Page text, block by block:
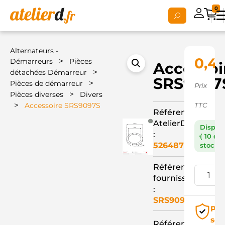
0
Alternateurs -
Démarreurs
>
Pièces
détachées Démarreur
>
Pièces de démarreur >
Pièces diverses > Divers
> Accessoire SRS9097S
Référence
AtelierD
:
526487
Référence
fournisseur
:
SRS9097S
0,42
Prix
TTC
( 10 en
stock )